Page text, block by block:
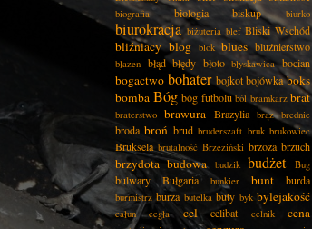
biografia biologia biskup biurko
biurokracja biżuteria blef Bliski Wschód
bliźniacy blog blok blues bluźnierstwo
błazen błąd błędy błoto błyskawica bocian
bogactwo bohater bojkot bojówka boks
bomba Bóg bóg futbolu ból bramkarz brat
braterstwo brawura Brazylia brąz brednie
broda broń brud bruderszaft bruk brukowiec
Bruksela brutalność Brzeziński brzoza brzuch
brzydota budowa budzik budżet Bug
bulwary Bułgaria bunkier bunt burda
burmistrz burza butelka buty byk bylejakość
całun cegła cel celibat celnik cena